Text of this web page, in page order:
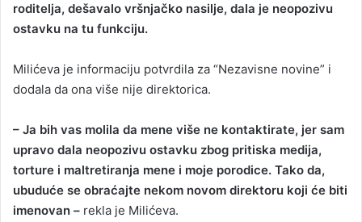
roditelja, dešavalo vršnjačko nasilje, dala je neopozivu
ostavku na tu funkciju.
Milićeva je informaciju potvrdila za “Nezavisne novine” i
dodala da ona više nije direktorica.
– Ja bih vas molila da mene više ne kontaktirate, jer sam
upravo dala neopozivu ostavku zbog pritiska medija,
torture i maltretiranja mene i moje porodice. Tako da,
ubuduće se obraćajte nekom novom direktoru koji će biti
imenovan – rekla je Milićeva.